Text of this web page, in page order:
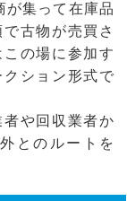
が集って在庫品
古物が売買さ
の場に参加す
ション形式で
や回収業者か
とのルートを